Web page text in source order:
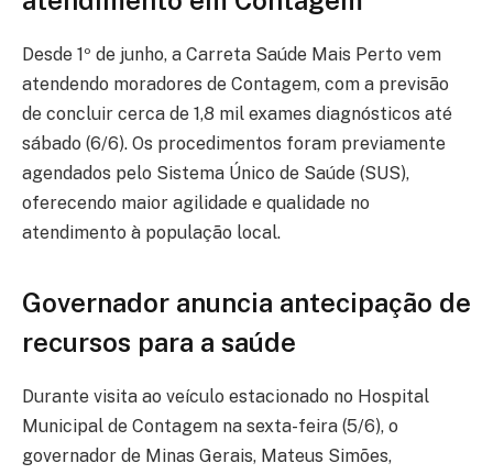
Desde 1º de junho, a Carreta Saúde Mais Perto vem
atendendo moradores de Contagem, com a previsão
de concluir cerca de 1,8 mil exames diagnósticos até
sábado (6/6). Os procedimentos foram previamente
agendados pelo Sistema Único de Saúde (SUS),
oferecendo maior agilidade e qualidade no
atendimento à população local.
Governador anuncia antecipação de
recursos para a saúde
Durante visita ao veículo estacionado no Hospital
Municipal de Contagem na sexta-feira (5/6), o
governador de Minas Gerais, Mateus Simões,